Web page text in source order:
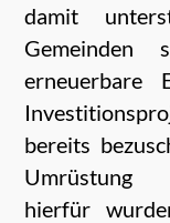
damit
Gemeinden
erneuerbare
bereits
Umrüstung
hierfür